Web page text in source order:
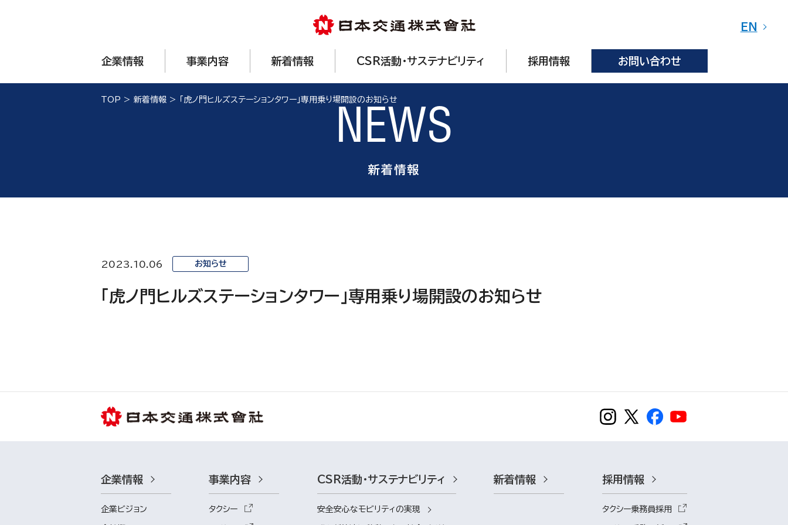
EN
企業情報 事業内容 新着情報 CSR活動・サステナビリティ 採用情報 お問い合わせ
TOP > 新着情報 > 「虎ノ門ヒルズステーションタワー」専用乗り場開設のお知らせ
NEWS
新着情報
2023.10.06 お知らせ
「虎ノ門ヒルズステーションタワー」専用乗り場開設のお知らせ
企業情報
企業ビジョン
事業内容
タクシー
CSR活動・サステナビリティ
安全安心なモビリティの実現
新着情報 採用情報
タクシー乗務員採用